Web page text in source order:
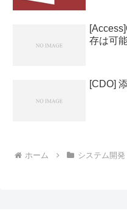
存は可
[CDO]
ホーム システム開発